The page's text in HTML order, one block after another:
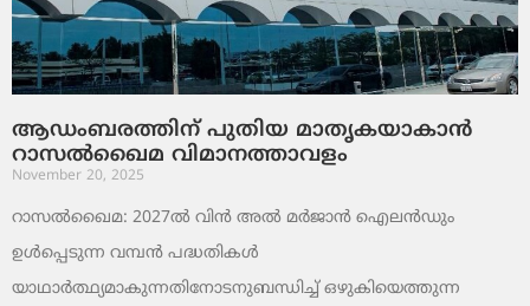
ആഡംബരത്തിന് പുതിയ മാതൃകയാകാൻ
റാസൽഖൈമ വിമാനത്താവളം
November 20, 2025
റാസൽഖൈമ: 2027ൽ വിൻ അൽ മർജാൻ ഐലൻഡും
ഉൾപ്പെടുന്ന വമ്പൻ പദ്ധതികൾ
യാഥാർത്ഥ്യമാകുന്നതിനോടനുബന്ധിച്ച് ഒഴുകിയെത്തുന്ന